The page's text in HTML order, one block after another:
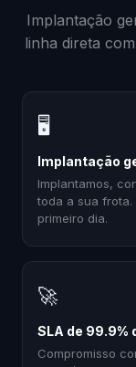
Implantação
linha direta
🖥
Implantação
Implantamos,
toda a sua frota.
primeiro dia.
🚀
SLA de 99.9%
Compromisso